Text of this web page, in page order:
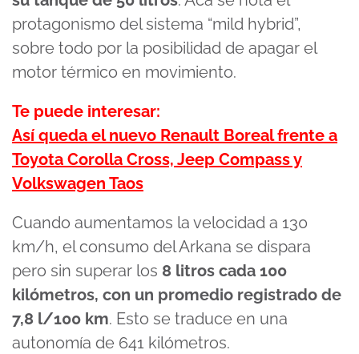
protagonismo del sistema “mild hybrid”,
sobre todo por la posibilidad de apagar el
motor térmico en movimiento.
Te puede interesar:
Así queda el nuevo Renault Boreal frente a
Toyota Corolla Cross, Jeep Compass y
Volkswagen Taos
Cuando aumentamos la velocidad a 130
km/h, el consumo del Arkana se dispara
pero sin superar los 8 litros cada 100
kilómetros, con un promedio registrado de
7,8 l/100 km. Esto se traduce en una
autonomía de 641 kilómetros.